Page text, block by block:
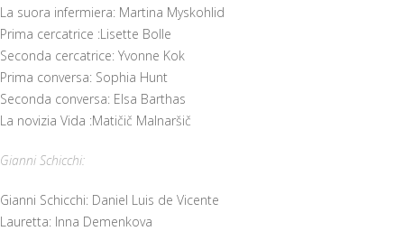
La suora infermiera: Martina Myskohlid
Prima cercatrice :Lisette Bolle
Seconda cercatrice: Yvonne Kok
Prima conversa: Sophia Hunt
Seconda conversa: Elsa Barthas
La novizia Vida :Matičič Malnaršič
Gianni Schicchi:
Gianni Schicchi: Daniel Luis de Vicente
Lauretta: Inna Demenkova